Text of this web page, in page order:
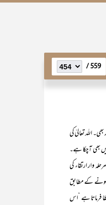
559 /
اللہ تعالیٰ کی
بھی آچکا ہے۔
وار ارتقاء کی
کے مطابق
ہے ‘اس